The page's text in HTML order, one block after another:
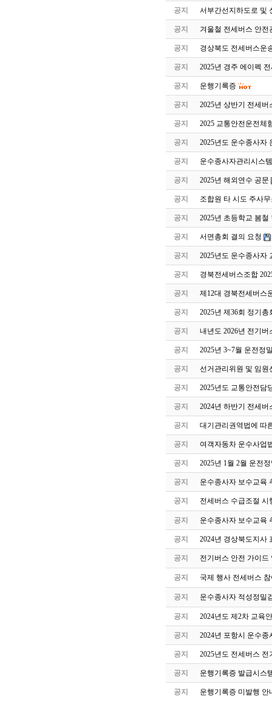
공지 서부간선지하도로 및
공지 겨울철 전세버스 안전
공지 경상북도 전세버스운
공지 2025년 경주 에이펙
공지 운행기록증
공지 2025년 상반기 전세
공지 2025 교통안전운전체
공지 2025년도 운수종사자
공지 운수종사자관리시스
공지 2025년 해외연수 공문
공지 조합원 타 시도 주사
공지 2025년 초등학교 봄
공지 서면총회 결의 요청
공지 2025년도 운수종사자
공지 경북전세버스조합
공지 제12대 경북전세버스
공지 2025년 제36회 정기총
공지 내년도 2026년 전기
공지 2025년 3~7월 운전정
공지 선거관리위원 및 임원
공지 2025년도 교통안전담
공지 2024년 하반기 전세
공지 대기관리권역법에 따
공지 여객자동차 운수사업
공지 2025년 1월 2월 운전
공지 운수종사자 보수교육
공지 전세버스 수급조절 시
공지 운수종사자 보수교육
공지 2024년 경상북도지사
공지 전기버스 안전 가이드
공지 국제 행사 전세버스
공지 운수종사자 적성정밀
공지 2024년도 제2차 교육
공지 2024년 포항시 운수
공지 2025년도 전세버스
공지 운행기록증 발급시스
공지 운행기록증 미발행 안